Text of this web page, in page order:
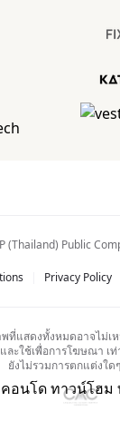
(Thailand) Public
Privacy Policy
พที่แสดงทั้งหมดอาจไม่เ
ละใช้เพื่อการโฆษณา
ยังไม่รวมการตกแต่งใด